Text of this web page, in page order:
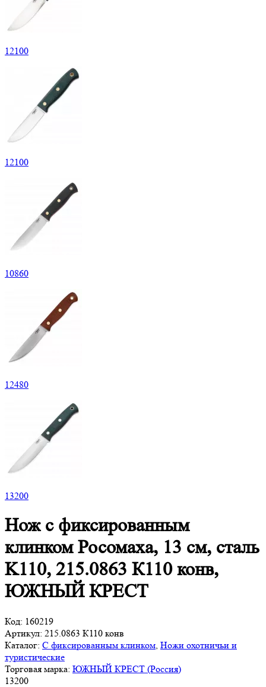
12100
12100
10860
12480
13200
Нож с фиксированным
клинком Росомаха, 13 см, сталь
K110, 215.0863 К110 конв,
ЮЖНЫЙ КРЕСТ
Код: 160219
Артикул: 215.0863 К110 конв
Каталог: С фиксированным клинком Ножи охотничьи и
туристические
Торговая марка: ЮЖНЫЙ КРЕСТ (Россия)
13200